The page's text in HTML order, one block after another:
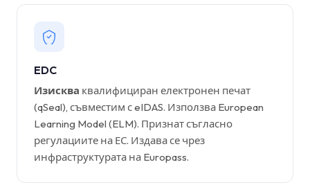
EDC
Изисква квалифициран електронен печат
(qSeal), съвместим с eIDAS. Използва European
Learning Model (ELM). Признат съгласно
регулациите на ЕС. Издава се чрез
инфраструктурата на Europass.